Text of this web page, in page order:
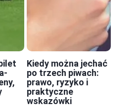
Kiedy można jechać
po trzech piwach:
prawo, ryzyko i
praktyczne
wskazówki